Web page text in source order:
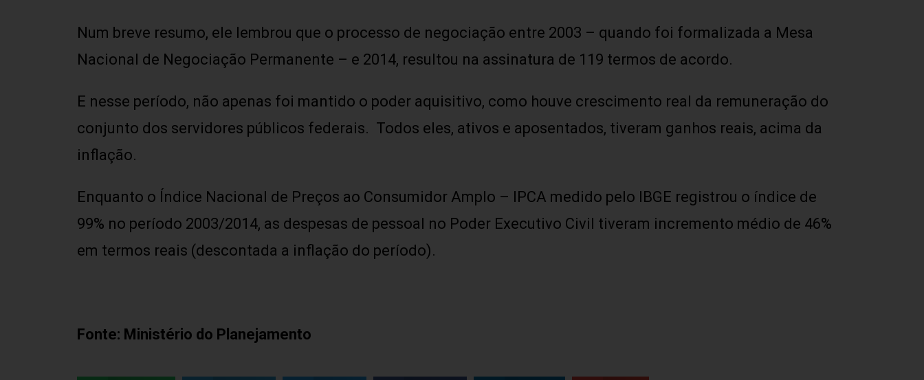
Num breve resumo, ele lembrou que o processo de negociação entre 2003 – quando foi formalizada a Mesa
Nacional de Negociação Permanente – e 2014, resultou na assinatura de 119 termos de acordo.
E nesse período, não apenas foi mantido o poder aquisitivo, como houve crescimento real da remuneração do
conjunto dos servidores públicos federais. Todos eles, ativos e aposentados, tiveram ganhos reais, acima da
inflação.
Enquanto o Índice Nacional de Preços ao Consumidor Amplo – IPCA medido pelo IBGE registrou o índice de
99% no período 2003/2014, as despesas de pessoal no Poder Executivo Civil tiveram incremento médio de 46%
em termos reais (descontada a inflação do período).
Fonte: Ministério do Planejamento